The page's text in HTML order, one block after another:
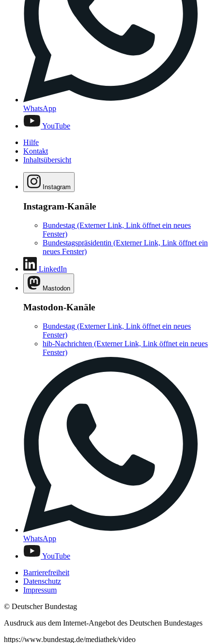
WhatsApp
YouTube
Hilfe
Kontakt
Inhaltsübersicht
Instagram
Instagram-Kanäle
Bundestag (Externer Link, Link öffnet ein neues
Fenster)
Bundestagspräsidentin (Externer Link, Link öffnet ein
neues Fenster)
LinkedIn
Mastodon
Mastodon-Kanäle
Bundestag (Externer Link, Link öffnet ein neues
Fenster)
hib-Nachrichten (Externer Link, Link öffnet ein neues
Fenster)
WhatsApp
YouTube
Barrierefreiheit
Datenschutz
Impressum
© Deutscher Bundestag
Ausdruck aus dem Internet-Angebot des Deutschen Bundestages
https://www.bundestag.de/mediathek/video